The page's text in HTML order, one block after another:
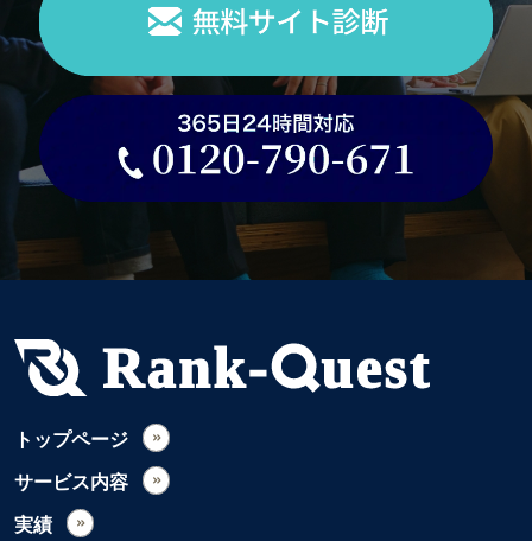
トップページ
サービス内容
実績